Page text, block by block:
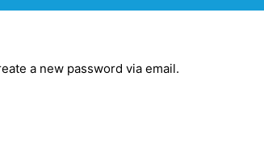
a new password via email.